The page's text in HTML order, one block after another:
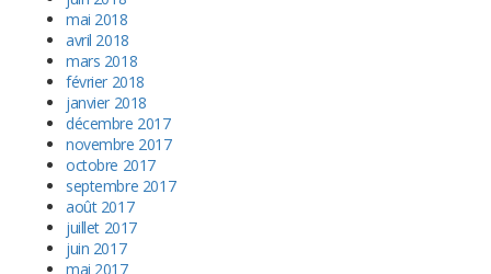
mai 2018
avril 2018
mars 2018
février 2018
janvier 2018
décembre 2017
novembre 2017
octobre 2017
septembre 2017
août 2017
juillet 2017
juin 2017
mai 2017